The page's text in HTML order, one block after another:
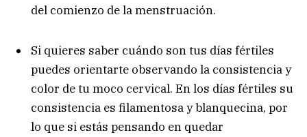
del comienzo de la menstruación.
Si quieres saber cuándo son tus días fértiles
puedes orientarte observando la consistencia y
color de tu moco cervical. En los días fértiles su
consistencia es filamentosa y blanquecina, por
lo que si estás pensando en quedar